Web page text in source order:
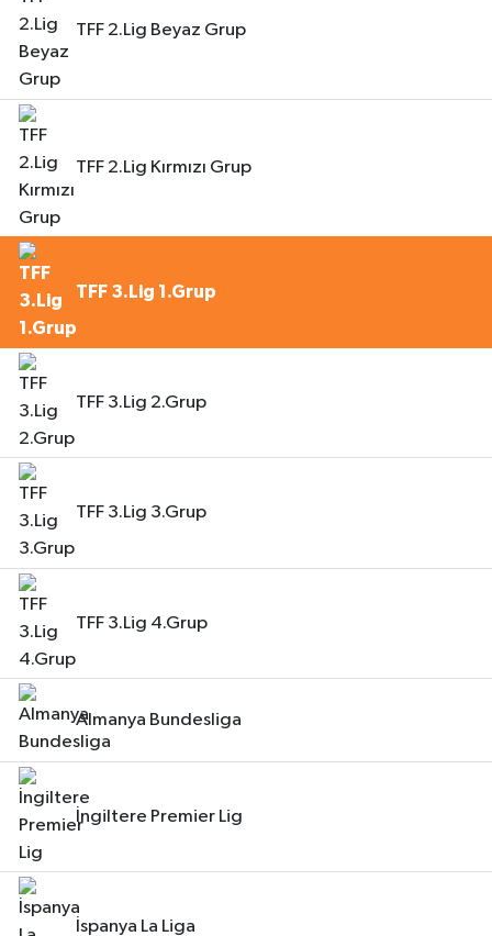
TFF 2.Lig Beyaz Grup
TFF 2.Lig Kırmızı Grup
TFF 3.Lig 1.Grup
TFF 3.Lig 2.Grup
TFF 3.Lig 3.Grup
TFF 3.Lig 4.Grup
Almanya Bundesliga
İngiltere Premier Lig
İspanya La Liga